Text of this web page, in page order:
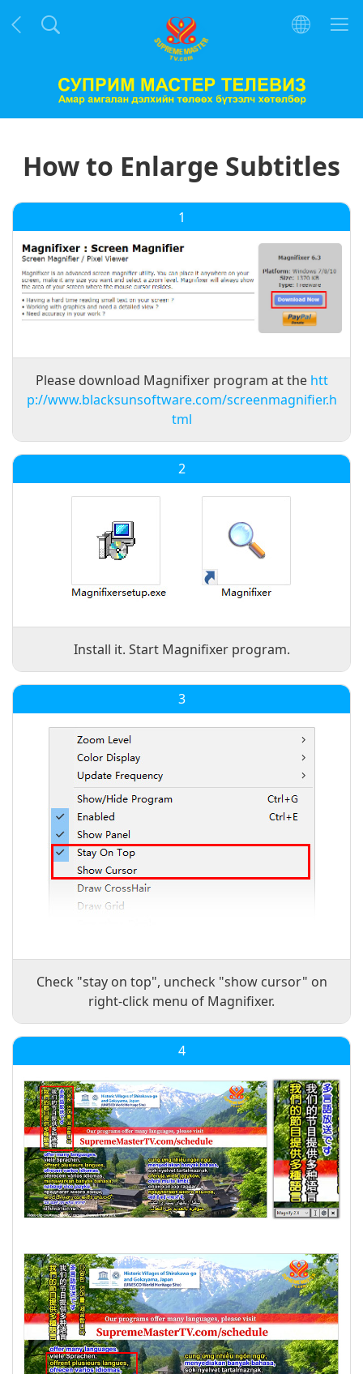
How to Enlarge Subtitles
1
Please download Magnifixer program at the htt
p://www.blacksunsoftware.com/screenmagnifier.h
tml
2
Install it. Start Magnifixer program.
3
Check "stay on top", uncheck "show cursor" on
right-click menu of Magnifixer.
4